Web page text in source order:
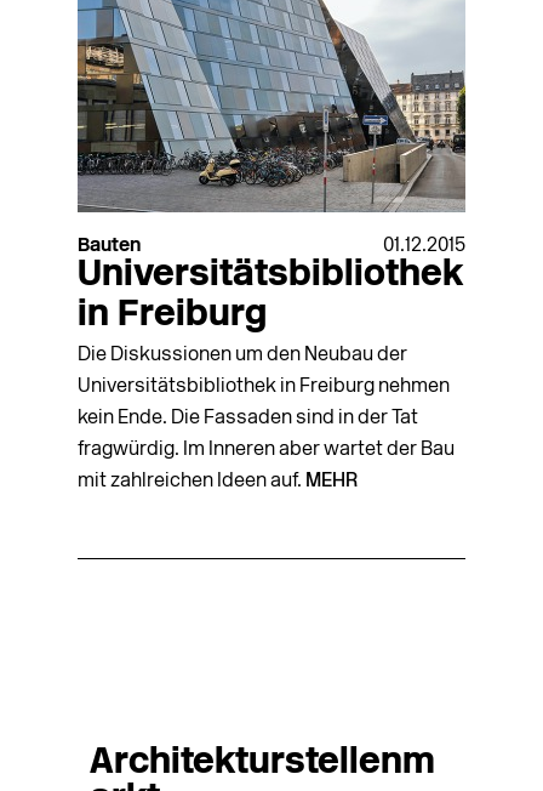
Bauten 01.12.2015
Universitätsbibliothek
in Freiburg
Die Diskussionen um den Neubau der
Universitätsbibliothek in Freiburg nehmen
kein Ende. Die Fassaden sind in der Tat
fragwürdig. Im Inneren aber wartet der Bau
mit zahlreichen Ideen auf. MEHR
Architekturstellenm